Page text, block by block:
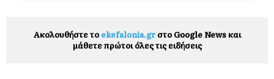
Ακολουθήστε το ekefalonia.grστο Google News και
μάθετε πρώτοι όλες τις ειδήσεις